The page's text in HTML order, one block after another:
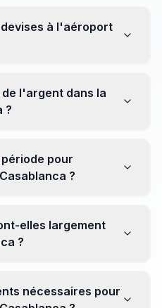
à l'aéroport
vous plutôt vers les
obtenir de meilleurs
l'argent dans la
?
éviter les surprises.
pour
?
pour maximiser la valeur
elles largement
?
monnaie locale peut être
nécessaires pour